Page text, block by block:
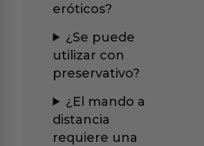
eróticos?
¿Se puede
utilizar con
preservativo?
¿El mando a
distancia
requiere una